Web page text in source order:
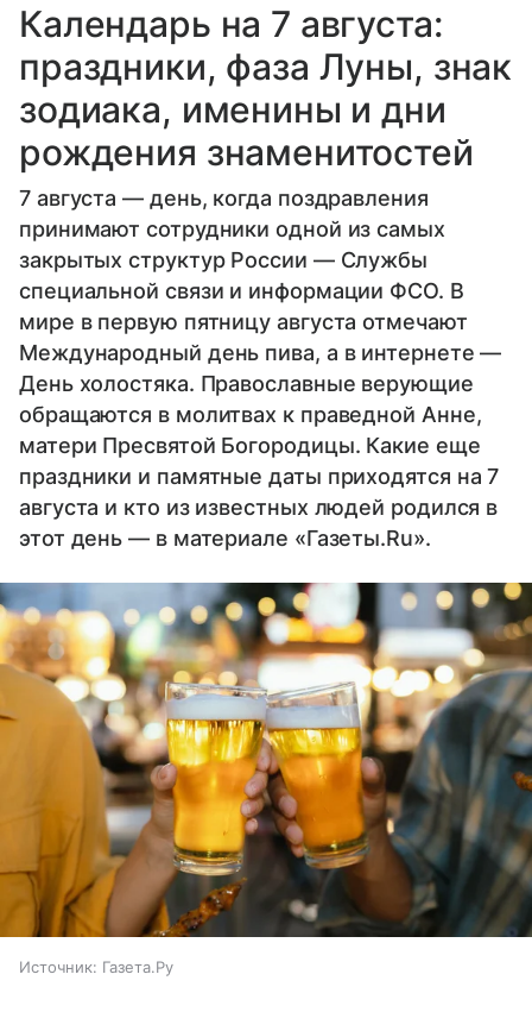
Календарь на 7 августа:
праздники, фаза Луны, знак
зодиака, именины и дни
рождения знаменитостей
7 августа — день, когда поздравления
принимают сотрудники одной из самых
закрытых структур России — Службы
специальной связи и информации ФСО. В
мире в первую пятницу августа отмечают
Международный день пива, а в интернете —
День холостяка. Православные верующие
обращаются в молитвах к праведной Анне,
матери Пресвятой Богородицы. Какие еще
праздники и памятные даты приходятся на 7
августа и кто из известных людей родился в
этот день — в материале «Газеты.Ru».
Источник: Газета.Ру